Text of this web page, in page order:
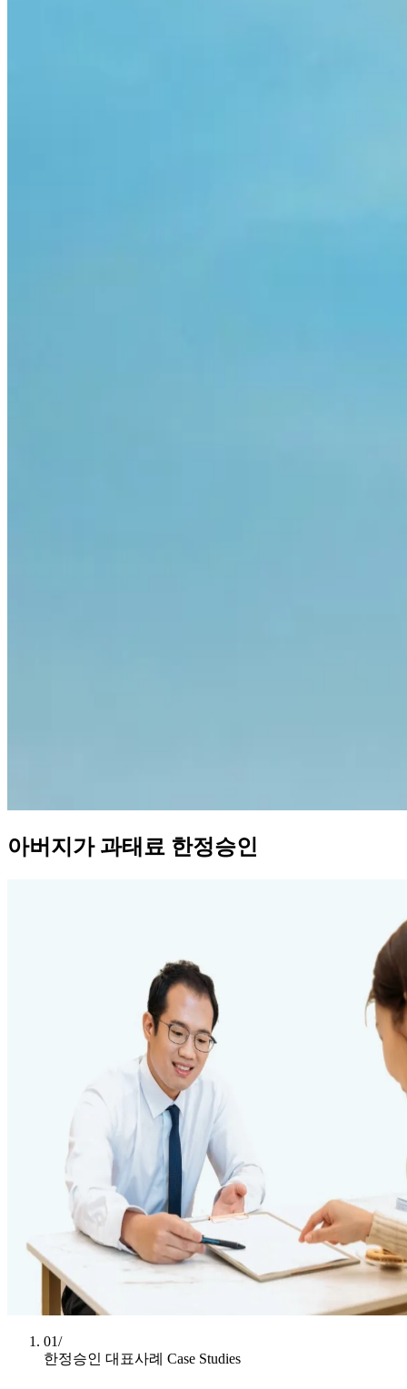
아버지가 과태료 한정승인
01/
한정승인 대표사례 Case Studies